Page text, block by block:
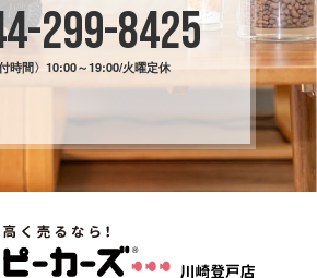
299-8425
時間〉 10:00～19:00/火曜定休